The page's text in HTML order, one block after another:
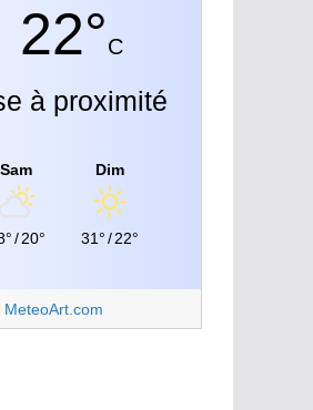
22°C
à proximité
Sam
/ 20°
Dim
31°/ 22°
MeteoArt.com